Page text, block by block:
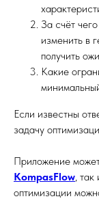
За счёт
изменить в
получить
Какие
Если известны
задачу
Приложение
KompasFlow, так
оптимизации